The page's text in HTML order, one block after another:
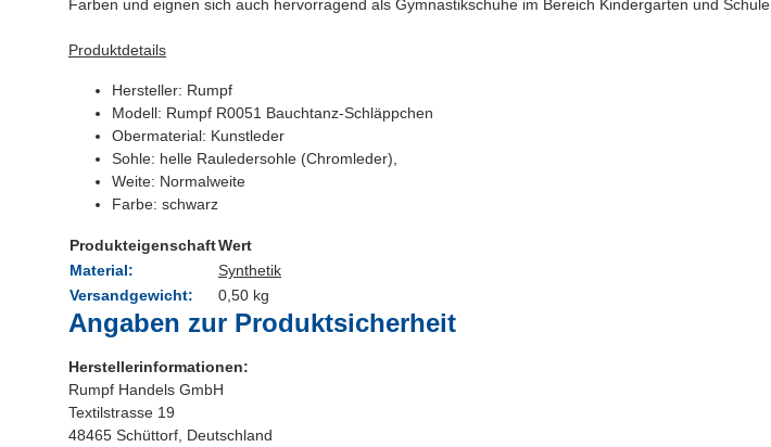
Farben und eignen sich auch hervorragend als Gymnastikschuhe im Bereich Kindergarten und Schule.
Produktdetails
Hersteller: Rumpf
Modell: Rumpf R0051 Bauchtanz-Schläppchen
Obermaterial: Kunstleder
Sohle: helle Rauledersohle (Chromleder),
Weite: Normalweite
Farbe: schwarz
ProdukteigenschaftWert
Material:
Synthetik
Versandgewicht:
0,50 kg
Angaben zur Produktsicherheit
Herstellerinformationen:
Rumpf Handels GmbH
Textilstrasse 19
48465 Schüttorf, Deutschland